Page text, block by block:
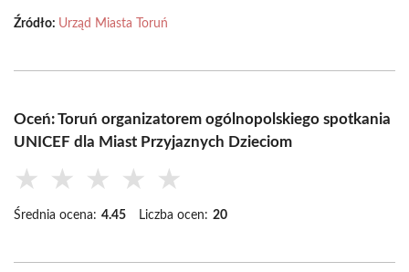
Źródło: Urząd Miasta Toruń
Oceń: Toruń organizatorem ogólnopolskiego spotkania
UNICEF dla Miast Przyjaznych Dzieciom
★ ★ ★ ★ ★
Średnia ocena: 4.45 Liczba ocen: 20